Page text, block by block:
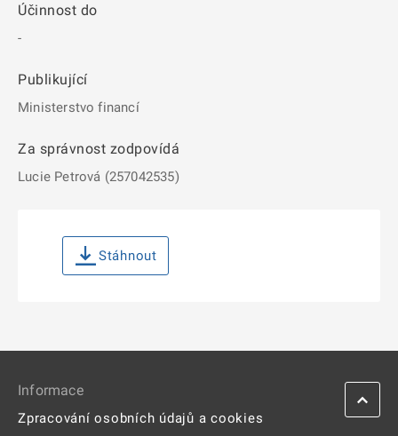
Účinnost do
-
Publikující
Ministerstvo financí
Za správnost zodpovídá
Lucie Petrová (257042535)
Stáhnout
Informace
Zpracování osobních údajů a cookies